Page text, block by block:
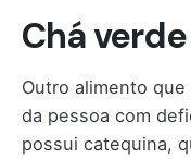
Chá verde
Outro alimento
da pessoa com
possui catequina,